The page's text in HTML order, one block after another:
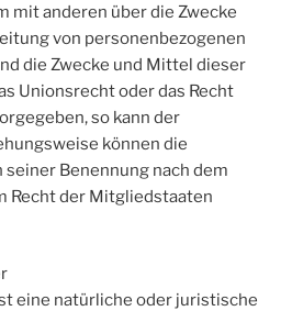
mit anderen über die Zwecke
von personenbezogenen
die Zwecke und Mittel dieser
Unionsrecht oder das Recht
so kann der
können die
Benennung nach dem
Recht der Mitgliedstaaten
eine natürliche oder juristische